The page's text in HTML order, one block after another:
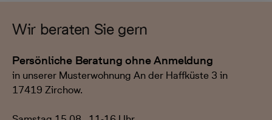
Wir beraten Sie gern
Persönliche Beratung ohne Anmeldung
in unserer Musterwohnung An der Haffküste 3 in
17419 Zirchow.